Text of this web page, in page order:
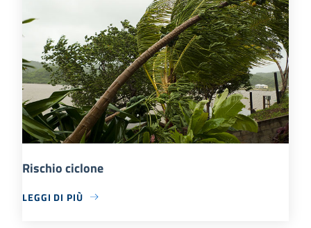
Rischio ciclone
LEGGI DI PIÙ